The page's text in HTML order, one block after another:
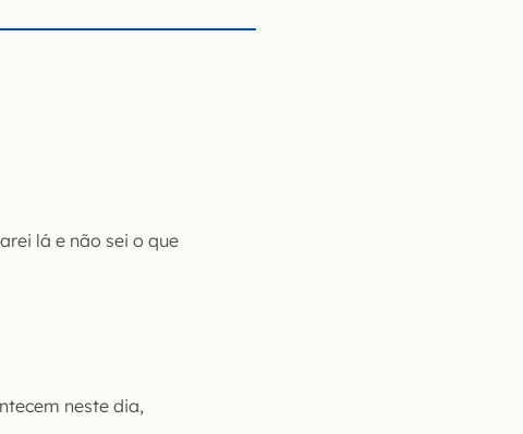
lá e não sei o que
neste dia,